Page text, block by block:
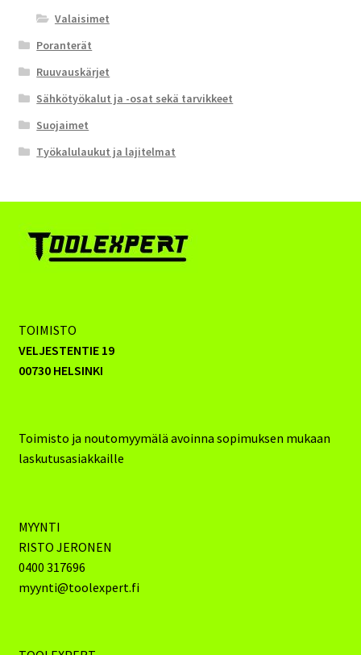
Valaisimet
Poranterät
Ruuvauskärjet
Sähkötyökalut ja -osat sekä tarvikkeet
Suojaimet
Työkalulaukut ja lajitelmat
TOIMISTO
VELJESTENTIE 19
00730 HELSINKI
Toimisto ja noutomyymälä avoinna sopimuksen mukaan
laskutusasiakkaille
MYYNTI
RISTO JERONEN
0400 317696
myynti@toolexpert.fi